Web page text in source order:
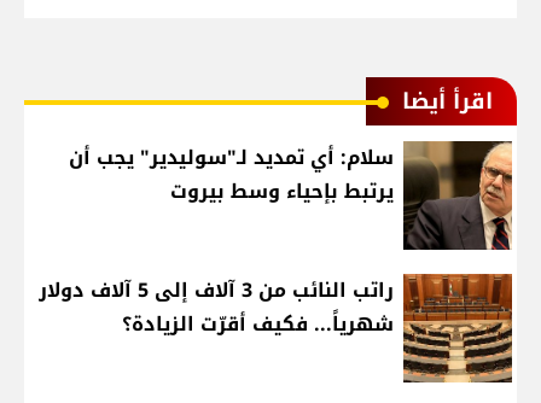
اقرأ أيضا
سلام: أي تمديد لـ"سوليدير" يجب أن
يرتبط بإحياء وسط بيروت
راتب النائب من 3 آلاف إلى 5 آلاف دولار
شهرياً... فكيف أقرّت الزيادة؟